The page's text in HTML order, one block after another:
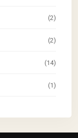
(2)
(2)
(14)
(1)